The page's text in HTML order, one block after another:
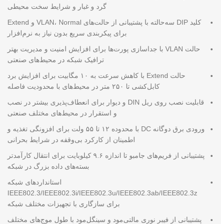
گرد و غبار و شرایط سخت محیطی
کلید DIP سه‌حالته با پشتیبانی از حالت‌های VLAN، Normal و Extend
برای پیکربندی سریع بدون نیاز به نرم‌افزار
حالت VLAN با جداسازی پورت‌ها برای افزایش امنیت و مدیریت بهتر
ترافیک شبکه در محیط‌های صنعتی
حالت Extend با کاهش سرعت به ۱۰ مگابیت برای افزایش برد
کابل‌کشی تا ۲۵۰ متر در محیط‌های با محدودیت فاصله
قابلیت نصب روی ریل DIN و دیوار برای انعطاف‌پذیری بیشتر در نصب
و استقرار در محیط‌های مختلف صنعتی
ورودی برق دوگانه DC با محدوده ۱۲ تا ۵۵ ولت برای افزونگی تغذیه و
اطمینان از کارکرد بی‌وقفه در شرایط بحرانی
پشتیبانی از فریم‌های جامبو تا اندازه ۹.۶ کیلوبایت برای انتقال کارآمدتر
بسته‌های داده بزرگ در شبکه
استانداردهای شبکه
IEEE802.3/IEEE802.3i/IEEE802.3u/IEEE802.3ab/IEEE802.3z
برای سازگاری با تجهیزات مختلف شبکه
پشتیبانی از فیبر نوری مالتی‌مود و سینگل‌مود با طول موج‌های مختلف